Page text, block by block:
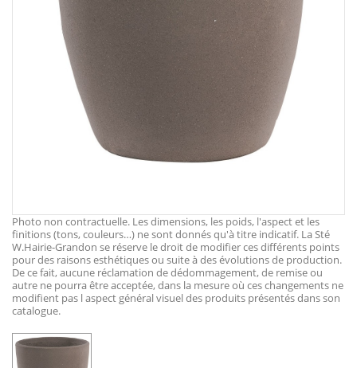
Photo non contractuelle. Les dimensions, les poids, l'aspect et les
finitions (tons, couleurs…) ne sont donnés qu'à titre indicatif. La Sté
W.Hairie-Grandon se réserve le droit de modifier ces différents points
pour des raisons esthétiques ou suite à des évolutions de production.
De ce fait, aucune réclamation de dédommagement, de remise ou
autre ne pourra être acceptée, dans la mesure où ces changements ne
modifient pas l aspect général visuel des produits présentés dans son
catalogue.